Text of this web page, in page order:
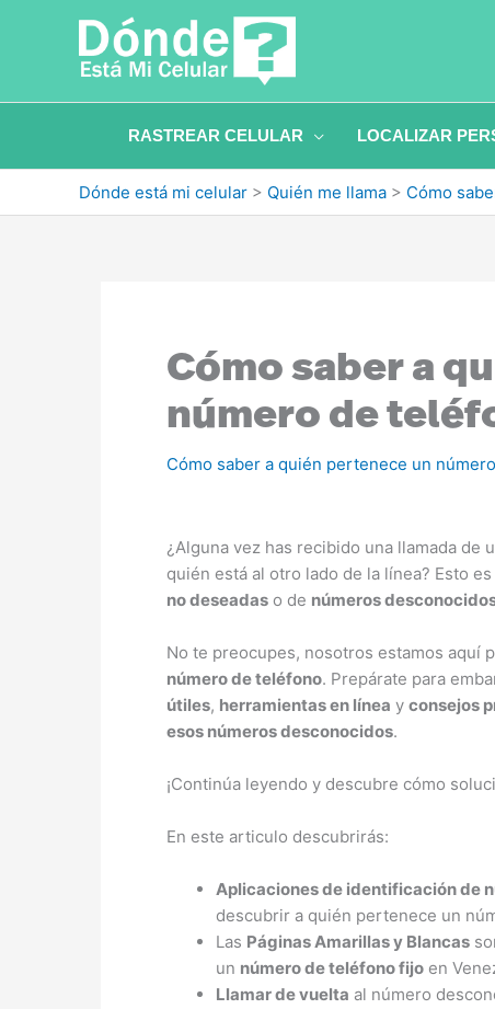
RASTREAR CELULAR LOCALIZAR
Dónde está mi celular > Quién me llama > Cómo
Cómo saber a
número de
Cómo saber a quién pertenece un
¿Alguna vez has recibido una llamada de
quién está al otro lado de la línea? Esto
no deseadas o de números
No te preocupes, nosotros estamos aquí
número de teléfono. Prepárate para
útiles, herramientas en línea y consejos
esos números desconocidos.
¡Continúa leyendo y descubre cómo
En este articulo descubrirás:
Aplicaciones de identificación de
descubrir a quién pertenece un
Las Páginas Amarillas y Blancas
un número de teléfono fijo en
Llamar de vuelta al número